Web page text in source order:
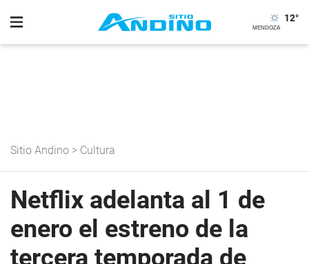
12°
Sitio Andino > Cultura
Netflix adelanta al 1 de
enero el estreno de la
tercera temporada de